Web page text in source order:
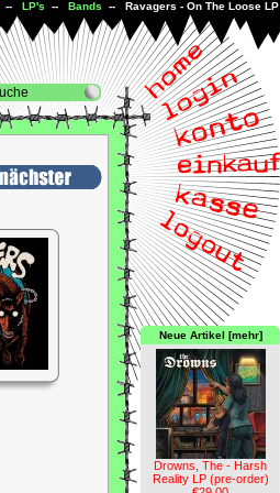
-- LP's -- Bands -- Ravagers - On The Loose LP
Neue Artikel [mehr]
Drowns, The - Harsh
Reality LP (pre-order)